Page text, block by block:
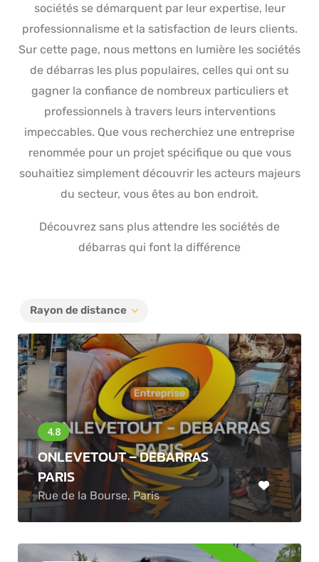
sociétés se démarquent par leur expertise, leur
professionnalisme et la satisfaction de leurs clients.
Sur cette page, nous mettons en lumière les sociétés
de débarras les plus populaires, celles qui ont su
gagner la confiance de nombreux particuliers et
professionnels à travers leurs interventions
impeccables. Que vous recherchiez une entreprise
renommée pour un projet spécifique ou que vous
souhaitiez simplement découvrir les acteurs majeurs
du secteur, vous êtes au bon endroit.
Découvrez sans plus attendre les sociétés de
débarras qui font la différence
Rayon de distance
ONLEVETOUT – DEBARRAS
PARIS
Rue de la Bourse, Paris